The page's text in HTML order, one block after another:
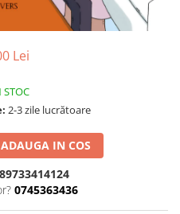
Lei
STOC
2-3 zile lucrătoare
ADAUGA IN COS
0745363436